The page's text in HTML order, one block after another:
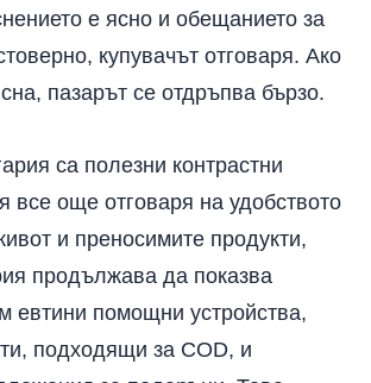
е ясно и обещанието за
купувачът отговаря. Ако
пазарът се отдръпва бързо.
са полезни контрастни
все още отговаря на удобството
и преносимите продукти,
продължава да показва
евтини помощни устройства,
подходящи за COD, и